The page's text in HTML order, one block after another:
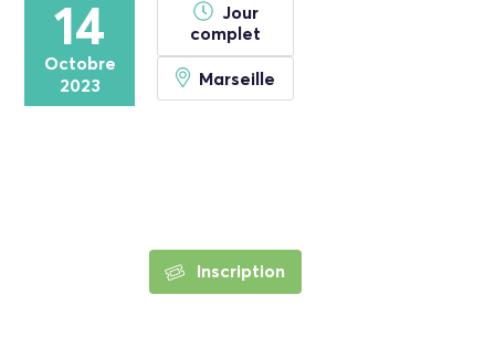
14
Octobre
2023
Jour
complet
Marseille
Inscription